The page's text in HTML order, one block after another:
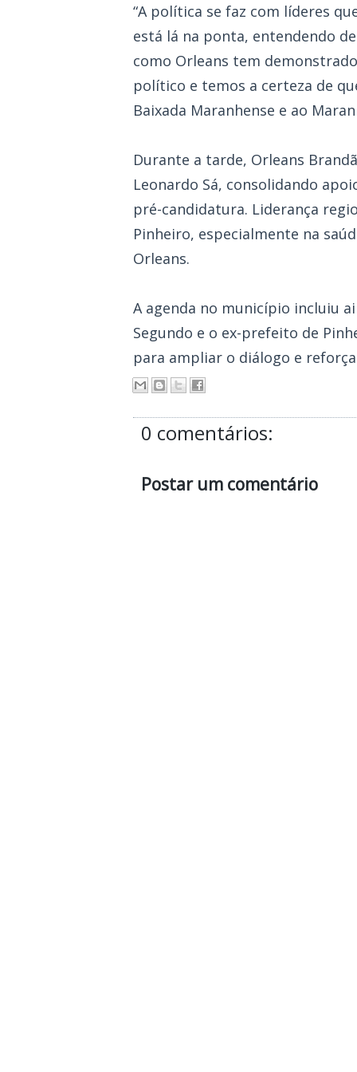
“A política se faz com líderes
está lá na ponta, entendendo
como Orleans tem
político e temos a certeza de
Baixada Maranhense e ao
Durante a tarde, Orleans
Leonardo Sá, consolidando
pré-candidatura. Liderança
Pinheiro, especialmente na
Orleans.
A agenda no município incluiu
Segundo e o ex-prefeito de
para ampliar o diálogo e
0 comentários:
Postar um comentário